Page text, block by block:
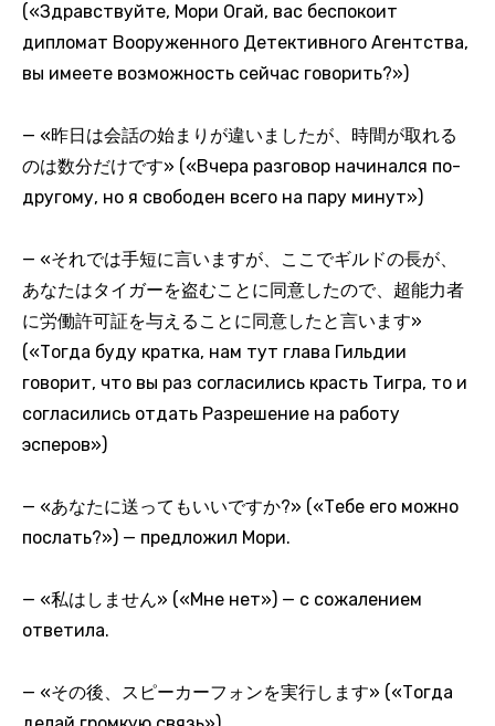
(«Здравствуйте, Мори Огай, вас беспокоит
дипломат Вооруженного Детективного Агентства,
вы имеете возможность сейчас говорить?»)
— «昨日は会話の始まりが違いましたが、時間が取れる
のは数分だけです» («Вчера разговор начинался по-
другому, но я свободен всего на пару минут»)
— «それでは手短に言いますが、ここでギルドの長が、
あなたはタイガーを盗むことに同意したので、超能力者
に労働許可証を与えることに同意したと言います»
(«Тогда буду кратка, нам тут глава Гильдии
говорит, что вы раз согласились красть Тигра, то и
согласились отдать Разрешение на работу
эсперов»)
— «あなたに送ってもいいですか?» («Тебе его можно
послать?») — предложил Мори.
— «私はしません» («Мне нет») — с сожалением
ответила.
— «その後、スピーカーフォンを実行します» («Тогда